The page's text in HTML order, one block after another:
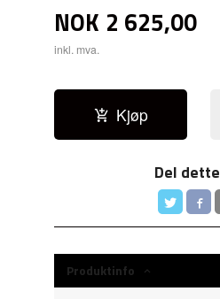
NOK 2 625,00
inkl. mva.
Kjøp
Del dette
Produktinfo